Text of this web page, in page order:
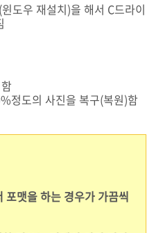
도우 재설치)을 해서 C드라이
정도의 사진을 복구(복원)함
맷을 하는 경우가 가끔씩